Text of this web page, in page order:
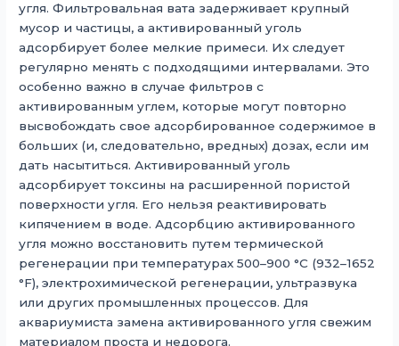
угля. Фильтровальная вата задерживает крупный
мусор и частицы, а активированный уголь
адсорбирует более мелкие примеси. Их следует
регулярно менять с подходящими интервалами. Это
особенно важно в случае фильтров с
активированным углем, которые могут повторно
высвобождать свое адсорбированное содержимое в
больших (и, следовательно, вредных) дозах, если им
дать насытиться. Активированный уголь
адсорбирует токсины на расширенной пористой
поверхности угля. Его нельзя реактивировать
кипячением в воде. Адсорбцию активированного
угля можно восстановить путем термической
регенерации при температурах 500–900 °C (932–1652
°F), электрохимической регенерации, ультразвука
или других промышленных процессов. Для
аквариумиста замена активированного угля свежим
материалом проста и недорога.